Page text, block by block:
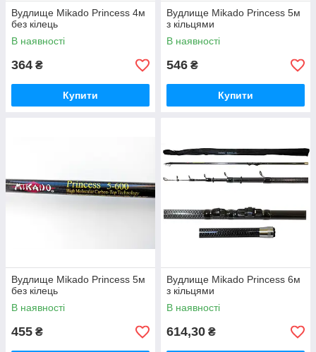
Вудлище Mikado Princess 4м
без кілець
В наявності
364 ₴
Купити
Вудлище Mikado Princess 5м
з кільцями
В наявності
546 ₴
Купити
Вудлище Mikado Princess 5м
без кілець
В наявності
455 ₴
Вудлище Mikado Princess 6м
з кільцями
В наявності
614,30 ₴